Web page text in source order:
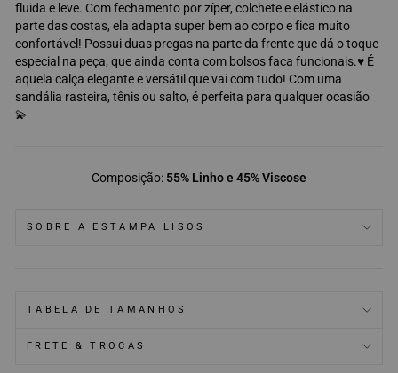
fluida e leve. Com fechamento por zíper, colchete e elástico na
parte das costas, ela adapta super bem ao corpo e fica muito
confortável! Possui duas pregas na parte da frente que dá o toque
especial na peça, que ainda conta com bolsos faca funcionais.♥️ É
aquela calça elegante e versátil que vai com tudo! Com uma
sandália rasteira, tênis ou salto, é perfeita para qualquer ocasião
💫
Composição: 55% Linho e 45% Viscose
SOBRE A ESTAMPA LISOS
TABELA DE TAMANHOS
FRETE & TROCAS